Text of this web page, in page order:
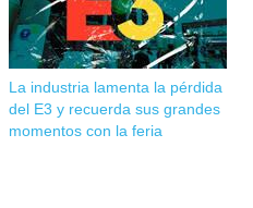
La industria lamenta la pérdida
del E3 y recuerda sus grandes
momentos con la feria